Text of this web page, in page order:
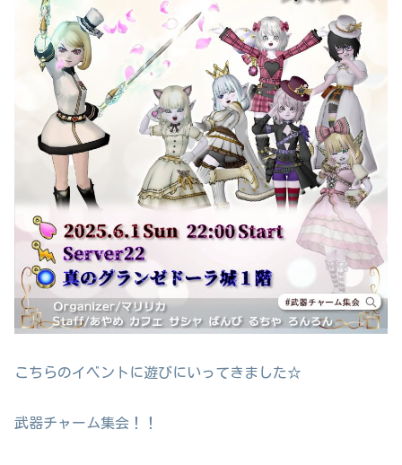
こちらのイベントに遊びにいってきました☆
武器チャーム集会！！